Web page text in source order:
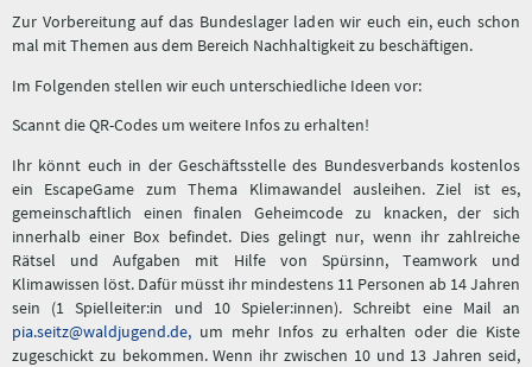
Zur Vorbereitung auf das Bundeslager laden wir euch ein, euch schon
mal mit Themen aus dem Bereich Nachhaltigkeit zu beschäftigen.
Im Folgenden stellen wir euch unterschiedliche Ideen vor:
Scannt die QR-Codes um weitere Infos zu erhalten!
Ihr könnt euch in der Geschäftsstelle des Bundesverbands kostenlos
ein EscapeGame zum Thema Klimawandel ausleihen. Ziel ist es,
gemeinschaftlich einen finalen Geheimcode zu knacken, der sich
innerhalb einer Box befindet. Dies gelingt nur, wenn ihr zahlreiche
Rätsel und Aufgaben mit Hilfe von Spürsinn, Teamwork und
Klimawissen löst. Dafür müsst ihr mindestens 11 Personen ab 14 Jahren
sein (1 Spielleiter:in und 10 Spieler:innen). Schreibt eine Mail an
pia.seitz@waldjugend.de, um mehr Infos zu erhalten oder die Kiste
zugeschickt zu bekommen. Wenn ihr zwischen 10 und 13 Jahren seid,